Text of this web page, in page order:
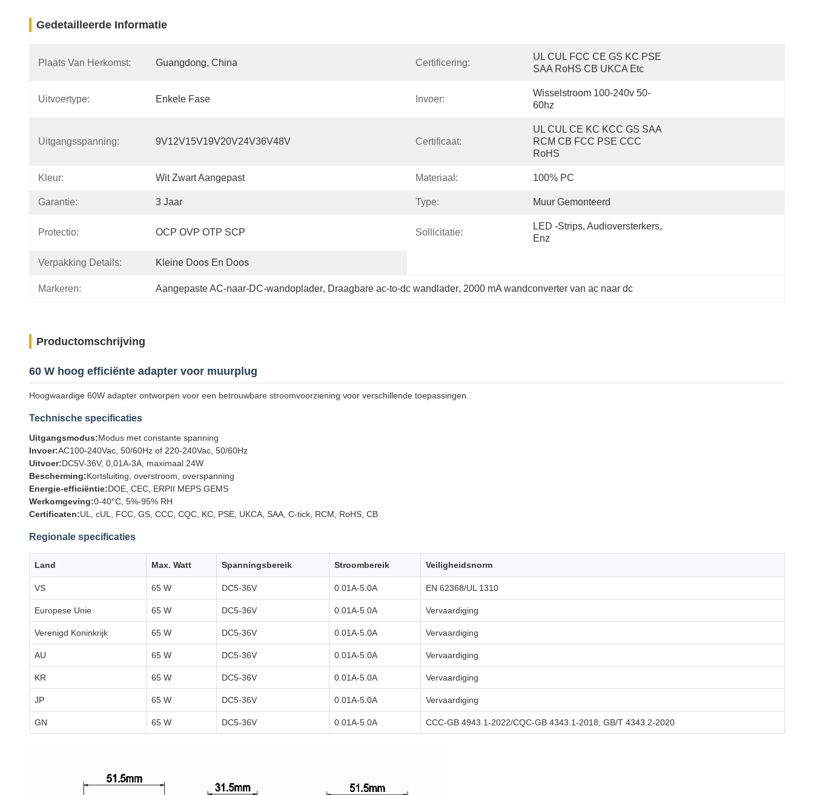
Gedetailleerde Informatie
Plaats Van Herkomst: Guangdong, China Certificering:
UL CUL FCC CE GS KC PSE
SAA RoHS CB UKCA Etc
Uitvoertype: Enkele Fase Invoer:
Wisselstroom 100-240v 50-
60hz
Uitgangsspanning: 9V12V15V19V20V24V36V48V Certificaat:
UL CUL CE KC KCC GS SAA
RCM CB FCC PSE CCC
RoHS
Kleur: Wit Zwart Aangepast Materiaal: 100% PC
Garantie: 3 Jaar Type: Muur Gemonteerd
Protectio: OCP OVP OTP SCP Sollicitatie:
LED -strips, Audioversterkers,
Enz
Verpakking Details: Kleine Doos En Doos
Markeren: Aangepaste AC-naar-DC-wandoplader, Draagbare ac-to-dc wandlader, 2000 mA wandconverter van ac naar dc
Productomschrijving
60 W hoog efficiënte adapter voor muurplug
Hoogwaardige 60W adapter ontworpen voor een betrouwbare stroomvoorziening voor verschillende toepassingen.
Technische specificaties
Uitgangsmodus:Modus met constante spanning
Invoer:AC100-240Vac, 50/60Hz of 220-240Vac, 50/60Hz
Uitvoer:DC5V-36V, 0,01A-3A, maximaal 24W
Bescherming:Kortsluiting, overstroom, overspanning
Energie-efficiëntie:DOE, CEC, ERPII MEPS GEMS
Werkomgeving:0-40°C, 5%-95% RH
Certificaten:UL, cUL, FCC, GS, CCC, CQC, KC, PSE, UKCA, SAA, C-tick, RCM, RoHS, CB
Regionale specificaties
Land Max. Watt Spanningsbereik Stroombereik Veiligheidsnorm
VS 65 W DC5-36V 0.01A-5.0A EN 62368/UL 1310
Europese Unie 65 W DC5-36V 0.01A-5.0A Vervaardiging
Verenigd Koninkrijk 65 W DC5-36V 0.01A-5.0A Vervaardiging
AU 65 W DC5-36V 0.01A-5.0A Vervaardiging
KR 65 W DC5-36V 0.01A-5.0A Vervaardiging
JP 65 W DC5-36V 0.01A-5.0A Vervaardiging
GN 65 W DC5-36V 0.01A-5.0A CCC-GB 4943.1-2022/CQC-GB 4343.1-2018; GB/T 4343.2-2020